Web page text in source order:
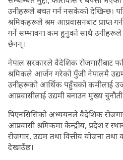
उनीहरूले बचत गर्न नसकेको देखिन्छ।
श्रमिकहरूले श्रम आप्रवासनबाट प्राप्त
गर्ने सम्भावना कम हुनुको साथै उनीहरूले
छैनन्।
नेपाल सरकारले वैदेशिक रोजगारीबाट
श्रमिकले आर्जन गरेको पुँजी नेपालमै
उनीहरूको आर्थिक पहुँचको कमीलाई
आप्रवासीलाई उद्यमी बनाउन मुख्य
पिएनसिसिको अध्ययनले वैदेशिक
आप्रवासी श्रमिकमा केन्द्रीय, प्रदेश र
रोजगार, उद्यम तथा वित्तीय योजना
देखाउँछ।